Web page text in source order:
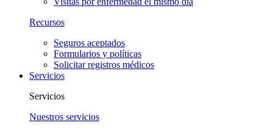
Recursos
Seguros aceptados
Formularios y políticas
Solicitar registros médicos
Servicios
Servicios
Nuestros servicios